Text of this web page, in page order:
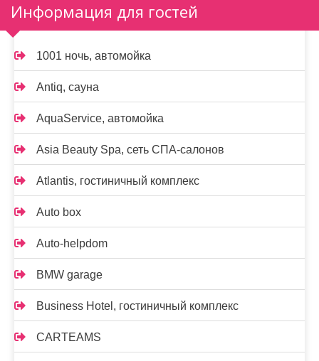
Информация для гостей
1001 ночь, автомойка
Antiq, сауна
AquaService, автомойка
Asia Beauty Spa, сеть СПА-салонов
Atlantis, гостиничный комплекс
Auto box
Auto-helpdom
BMW garage
Business Hotel, гостиничный комплекс
CARTEAMS